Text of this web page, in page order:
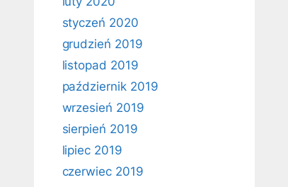
styczeń 2020
grudzień 2019
listopad 2019
październik 2019
wrzesień 2019
sierpień 2019
lipiec 2019
czerwiec 2019